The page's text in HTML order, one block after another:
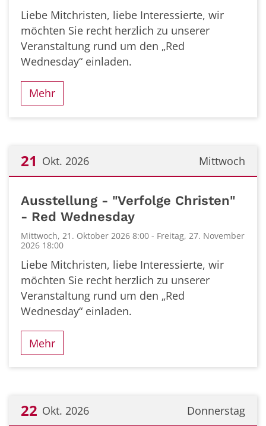
Liebe Mitchristen, liebe Interessierte, wir
möchten Sie recht herzlich zu unserer
Veranstaltung rund um den „Red
Wednesday“ einladen.
Mehr
Mittwoch
21 Okt. 2026
Ausstellung - "Verfolge Christen"
- Red Wednesday
Mittwoch, 21. Oktober 2026 8:00 - Freitag, 27. November
2026 18:00
Liebe Mitchristen, liebe Interessierte, wir
möchten Sie recht herzlich zu unserer
Veranstaltung rund um den „Red
Wednesday“ einladen.
Mehr
Donnerstag
22 Okt. 2026